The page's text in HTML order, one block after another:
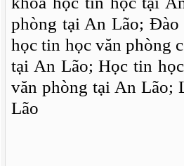
phòng tại An Lão;
học tin học văn phòng
tại An Lão; Học tin
văn phòng tại An Lão;
Lão